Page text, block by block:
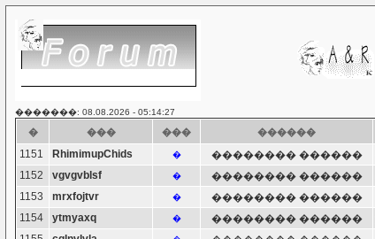
�������: 08.08.2026 - 05:14:27
� ��� ��� ������
1151 RhimimupChids � �������� ������
1152
vgvgvblsf � �������� ������
1153
mrxfojtvr � �������� ������
1154
ytmyaxq � �������� ������